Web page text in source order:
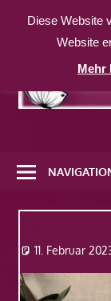
Inhalt
weitere
Website
11. Februar
Diese Website
Website
Mehr